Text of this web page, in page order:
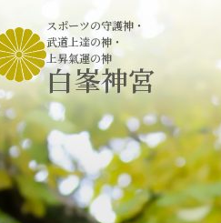
スポーツの守護神 ・
武道上達の神 ・
上昇氣運の神
白峯神宮